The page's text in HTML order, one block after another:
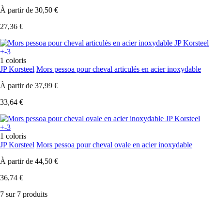
À partir de 30,50 €
27,36 €
+-3
1 coloris
JP Korsteel Mors pessoa pour cheval articulés en acier inoxydable
À partir de 37,99 €
33,64 €
+-3
1 coloris
JP Korsteel Mors pessoa pour cheval ovale en acier inoxydable
À partir de 44,50 €
36,74 €
7 sur 7 produits